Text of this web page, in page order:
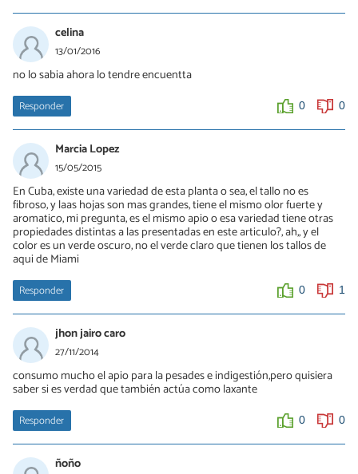
celina
13/01/2016
no lo sabia ahora lo tendre encuentta
Responder 0 0
Marcia Lopez
15/05/2015
En Cuba, existe una variedad de esta planta o sea, el tallo no es
fibroso, y laas hojas son mas grandes, tiene el mismo olor fuerte y
aromatico, mi pregunta, es el mismo apio o esa variedad tiene otras
propiedades distintas a las presentadas en este articulo?, ah,, y el
color es un verde oscuro, no el verde claro que tienen los tallos de
aqui de Miami
Responder 0 1
jhon jairo caro
27/11/2014
consumo mucho el apio para la pesades e indigestión,pero quisiera
saber si es verdad que también actúa como laxante
Responder 0 0
ñoño